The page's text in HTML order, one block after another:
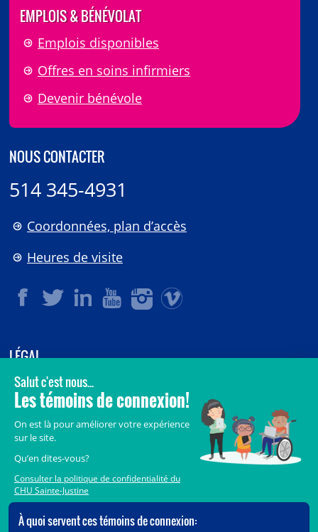
EMPLOIS & BÉNÉVOLAT
Emplois disponibles
Offres en soins infirmiers
Devenir bénévole
NOUS CONTACTER
514 345-4931
Coordonnées, plan d’accès
Heures de visite
LÉGAL
© 2006-2026CHU Sainte-Justine.
Tous droits réservés.
Crédits
Accès aux documents des organismes publics